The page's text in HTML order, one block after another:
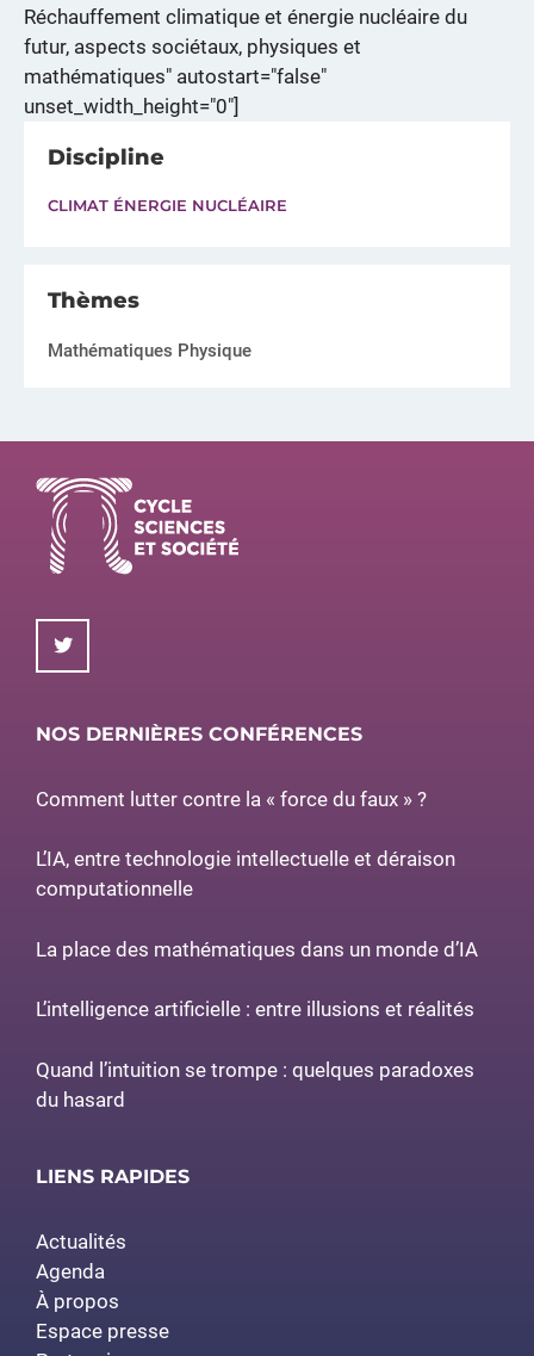
Réchauffement climatique et énergie nucléaire du
futur, aspects sociétaux, physiques et
mathématiques" autostart="false"
unset_width_height="0"]
Discipline
CLIMAT ÉNERGIE NUCLÉAIRE
Thèmes
Mathématiques Physique
NOS DERNIÈRES CONFÉRENCES
Comment lutter contre la « force du faux » ?
L’IA, entre technologie intellectuelle et déraison
computationnelle
La place des mathématiques dans un monde d’IA
L’intelligence artificielle : entre illusions et réalités
Quand l’intuition se trompe : quelques paradoxes
du hasard
LIENS RAPIDES
Actualités
Agenda
À propos
Espace presse